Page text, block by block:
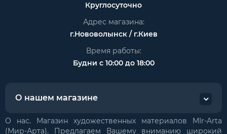
Круглосуточно
Адрес магазина:
г.Нововолынск / г.Киев
Время работы:
Будни с 10:00 до 18:00
О нашем магазине
О нас. Магазин художественных материалов MIr-Arta
(Мир-Арта). Предлагаем Вашему вниманию широкий